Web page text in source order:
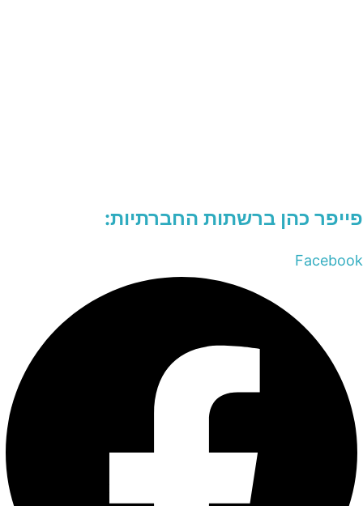
פייפר כהן ברשתות החברתיות:
Facebook